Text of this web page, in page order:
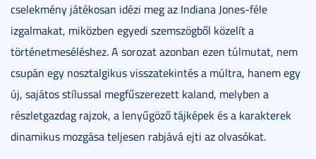
cselekmény játékosan idézi meg az Indiana Jones-féle
izgalmakat, miközben egyedi szemszögből közelít a
történetmeséléshez. A sorozat azonban ezen túlmutat, nem
csupán egy nosztalgikus visszatekintés a múltra, hanem egy
új, sajátos stílussal megfűszerezett kaland, melyben a
részletgazdag rajzok, a lenyűgöző tájképek és a karakterek
dinamikus mozgása teljesen rabjává ejti az olvasókat.